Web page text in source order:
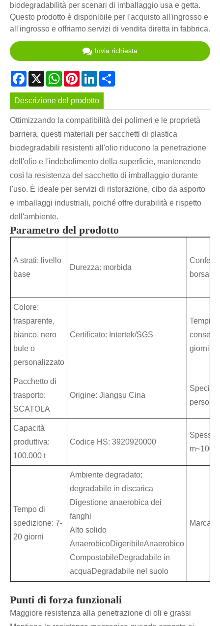
biodegradabilità per scenari di imballaggio usa e getta.
Questo prodotto è disponibile per l'acquisto all'ingrosso e
all'ingrosso e offriamo servizi di vendita diretta in fabbrica.
Invia richiesta
Facebook
X WhatsApp
PinterestLinkedIn
Descrizione del prodotto
Ottimizzando la compatibilità dei polimeri e le proprietà
barriera, questi materiali per sacchetti di plastica
biodegradabili resistenti all'olio riducono la penetrazione
dell'olio e l'indebolimento della superficie, mantenendo
così la resistenza del sacchetto di imballaggio durante
l'uso. È ideale per servizi di ristorazione, cibo da asporto
e imballaggi industriali, poiché offre durabilità e rispetto
dell'ambiente.
Parametro del prodotto
A strati: livello
base
Durezza: morbida
borsa
Colore:
trasparente,
bianco, nero
bule o
personalizzato
Certificato: Intertek/SGS
Tempi di
giorni
Pacchetto di
trasporto:
SCATOLA
Origine: Jiangsu Cina
Capacità
produttiva:
100.000 t
Codice HS: 3920920000
Tempo di
spedizione: 7-
20 giorni
Ambiente degradato:
degradabile in discarica
Digestione anaerobica dei
fanghi
Alto solido
AnaerobicoDigeribileAnaerobico
CompostabileDegradabile in
acquaDegradabile nel suolo
Marca:
Punti di forza funzionali
Maggiore resistenza alla penetrazione di oli e grassi